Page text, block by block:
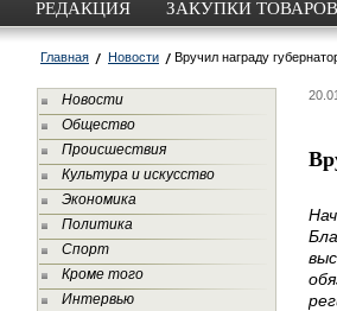
РЕДАКЦИЯ ЗАКУПКИ
Главная Новости Вручил награду
Новости
Общество
Происшествия
Культура и искусство
Экономика
Политика
Спорт
Кроме того
Интервью